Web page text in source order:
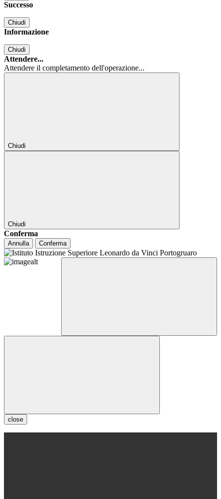
Successo
Chiudi
Informazione
Chiudi
Attendere...
Attendere il completamento dell'operazione...
Chiudi
Chiudi
Conferma
Annulla Conferma
close